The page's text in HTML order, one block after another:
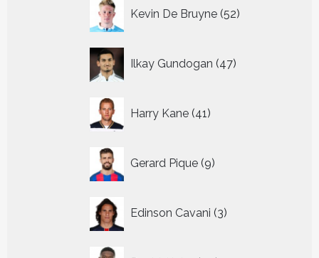
Kevin De Bruyne 52
producten
Ilkay Gundogan 47
producten
Harry Kane 41
producten
Gerard Pique 9
producten
Edinson Cavani 3
producten